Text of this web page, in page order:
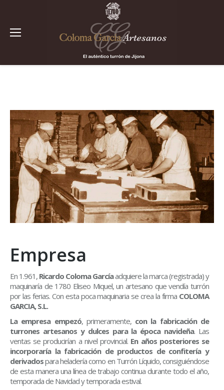
Empresa
En 1.961, Ricardo Coloma Garcíaadquiere la marca (registrada) y
maquinaría de 1780 Eliseo Miquel, un artesano que vendía turrón
por las ferias. Con esta poca maquinaria se crea la firma COLOMA
GARCIA, S.L.
La empresa empezó, primeramente, con la fabricación de
turrones artesanos y dulces para la época navideña. Las
ventas se producirían a nivel provincial. En años posteriores se
incorporaría la fabricación de productos de confitería y
derivadospara heladería como en Turrón Líquido, consiguiéndose
de esta manera una línea de trabajo continua durante todo el año,
temporada de Navidad y temporada estival.